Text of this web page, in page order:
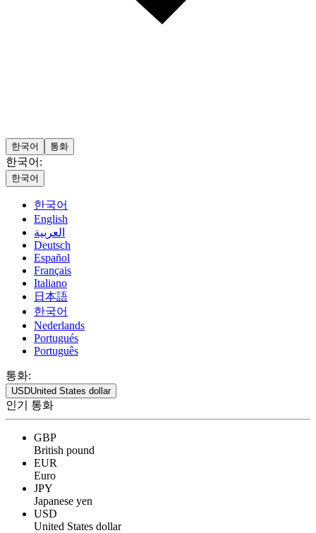
한국어 통화
한국어:
한국어
한국어
English
العربية
Deutsch
Español
Français
Italiano
日本語
한국어
Nederlands
Portugués
Português
통화:
USDUnited States dollar
인기 통화
GBP
British pound
EUR
Euro
JPY
Japanese yen
USD
United States dollar